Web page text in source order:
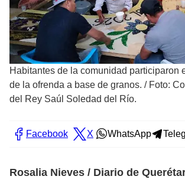
Habitantes de la comunidad participaron
de la ofrenda a base de granos. / Foto:
del Rey Saúl Soledad del Río.
Facebook X WhatsApp
Rosalia Nieves / Diario de